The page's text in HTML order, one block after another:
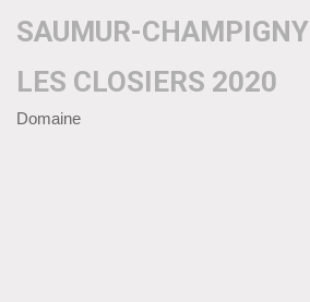
SAUMUR-CHAMPIGNY
LES CLOSIERS 2020
Domaine